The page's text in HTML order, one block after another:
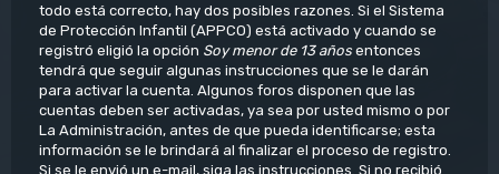
todo está correcto, hay dos posibles razones. Si el Sistema
de Protección Infantil (APPCO) está activado y cuando se
registró eligió la opción Soy menor de 13 añosentonces
tendrá que seguir algunas instrucciones que se le darán
para activar la cuenta. Algunos foros disponen que las
cuentas deben ser activadas, ya sea por usted mismo o por
La Administración, antes de que pueda identificarse; esta
información se le brindará al finalizar el proceso de registro.
Si se le envió un e-mail, siga las instrucciones. Si no recibió